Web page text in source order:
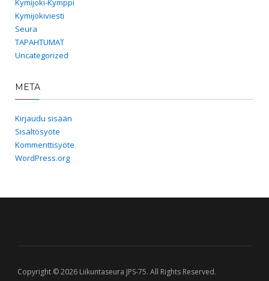
Kymijoki-Kymppi
Kymijokiviesti
Seura
TAPAHTUMAT
Uncategorized
META
Kirjaudu sisään
Sisältösyöte
Kommenttisyöte
WordPress.org
Copyright © 2026 Liikuntaseura JPS-75. All Rights Reserved.